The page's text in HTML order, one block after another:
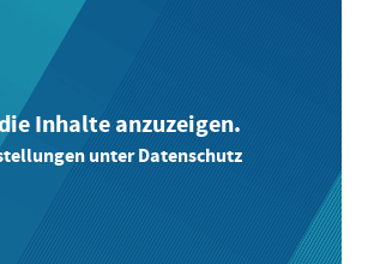
Inhalte anzuzeigen.
unter Datenschutz